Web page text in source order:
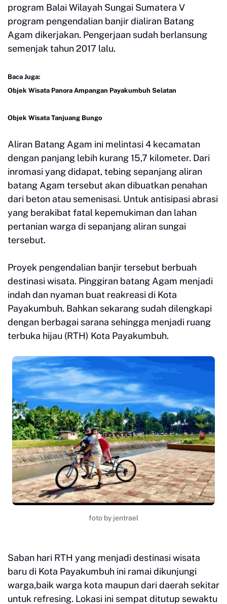
program Balai Wilayah Sungai Sumatera V
program pengendalian banjir dialiran Batang
Agam dikerjakan. Pengerjaan sudah berlansung
semenjak tahun 2017 lalu.
Baca Juga:
Objek Wisata Panora Ampangan Payakumbuh Selatan
Objek Wisata Tanjuang Bungo
Aliran Batang Agam ini melintasi 4 kecamatan
dengan panjang lebih kurang 15,7 kilometer. Dari
inromasi yang didapat, tebing sepanjang aliran
batang Agam tersebut akan dibuatkan penahan
dari beton atau semenisasi. Untuk antisipasi abrasi
yang berakibat fatal kepemukiman dan lahan
pertanian warga di sepanjang aliran sungai
tersebut.
Proyek pengendalian banjir tersebut berbuah
destinasi wisata. Pinggiran batang Agam menjadi
indah dan nyaman buat reakreasi di Kota
Payakumbuh. Bahkan sekarang sudah dilengkapi
dengan berbagai sarana sehingga menjadi ruang
terbuka hijau (RTH) Kota Payakumbuh.
foto by jentrael
Saban hari RTH yang menjadi destinasi wisata
baru di Kota Payakumbuh ini ramai dikunjungi
warga,baik warga kota maupun dari daerah sekitar
untuk refresing. Lokasi ini sempat ditutup sewaktu